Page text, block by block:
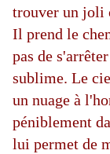
trouver un joli
Il prend le
pas de
sublime. Le
un nuage à
péniblement
lui permet de